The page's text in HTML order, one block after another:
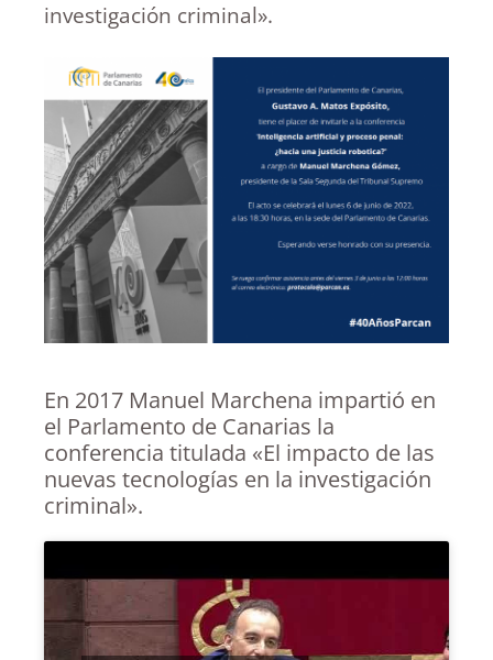
investigación criminal».
En 2017 Manuel Marchena impartió en
el Parlamento de Canarias la
conferencia titulada «El impacto de las
nuevas tecnologías en la investigación
criminal».